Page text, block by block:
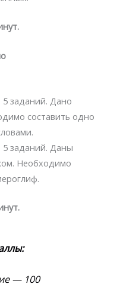
5 заданий. Дано
составить одно
5 заданий. Даны
Необходимо
— 100